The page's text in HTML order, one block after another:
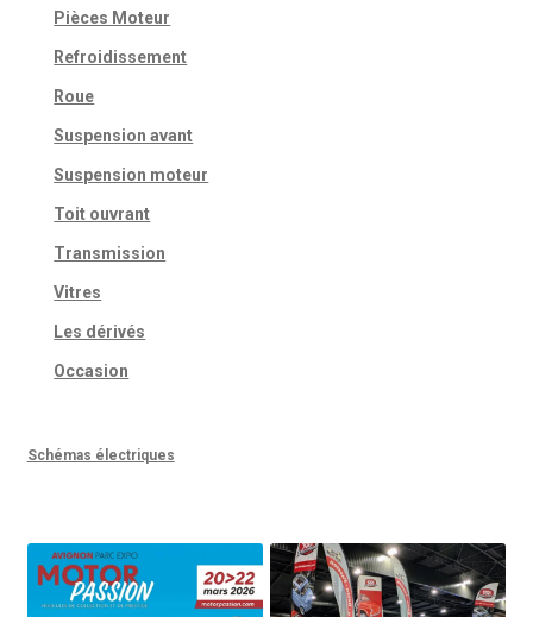
Pièces Moteur
Refroidissement
Roue
Suspension avant
Suspension moteur
Toit ouvrant
Transmission
Vitres
Les dérivés
Occasion
Schémas électriques